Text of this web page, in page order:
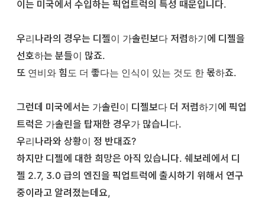
이는 미국에서 수입하는 픽업트럭의 특성 때문입니다.
우리나라의 경우는 디젤이 가솔린보다 저렴하기에 디젤을
선호하는 분들이 많죠.
또 연비와 힘도 더 좋다는 인식이 있는 것도 한 몫하죠.
그런데 미국에서는 가솔린이 디젤보다 더 저렴하기에 픽업
트럭은 가솔린을 탑재한 경우가 많습니다.
우리나라와 상황이 정 반대죠?
하지만 디젤에 대한 희망은 아직 있습니다. 쉐보레에서 디
젤 2.7, 3.0 급의 엔진을 픽업트럭에 출시하기 위해서 연구
중이라고 알려졌는데요,